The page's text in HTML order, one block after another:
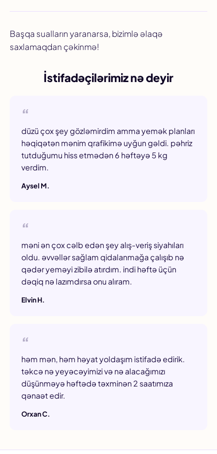
Başqa sualların yaranarsa, bizimlə əlaqə
saxlamaqdan çəkinmə!
İstifadəçilərimiz nə deyir
düzü çox şey gözləmirdim amma yemək planları
həqiqətən mənim qrafikimə uyğun gəldi. pəhriz
tutduğumu hiss etmədən 6 həftəyə 5 kg
verdim.
Aysel M.
məni ən çox cəlb edən şey alış-veriş siyahıları
oldu. əvvəllər sağlam qidalanmağa çalışıb nə
qədər yeməyi zibilə atırdım. indi həftə üçün
dəqiq nə lazımdırsa onu alıram.
Elvin H.
həm mən, həm həyat yoldaşım istifadə edirik.
təkcə nə yeyəcəyimizi və nə alacağımızı
düşünməyə həftədə təxminən 2 saatımıza
qənaət edir.
Orxan C.